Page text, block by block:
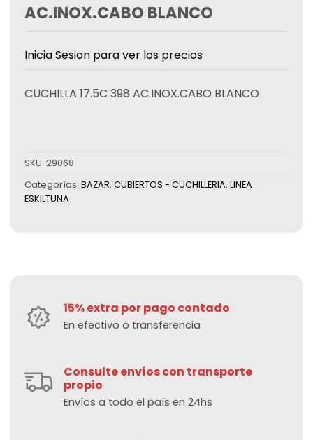
AC.INOX.CABO BLANCO
Inicia Sesion para ver los precios
CUCHILLA 17.5C 398 AC.INOX.CABO BLANCO
SKU: 29068
Categorías: BAZAR, CUBIERTOS - CUCHILLERIA, LINEA
ESKILTUNA
15% extra por pago contado
En efectivo o transferencia
Consulte envíos con transporte
propio
Envíos a todo el país en 24hs